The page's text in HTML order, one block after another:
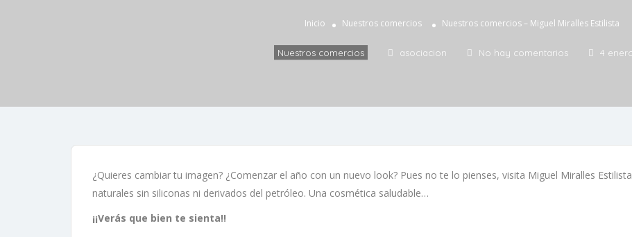
Inicio Nuestros comercios Nuestros comercios – Miguel Miralles Estilista
Nuestros comercios asociacion No hay comentarios 4
¿Quieres cambiar tu imagen? ¿Comenzar el año con un nuevo look? Pues no te lo pienses, visita Miguel Miralles
naturales sin siliconas ni derivados del petróleo. Una cosmética saludable…
¡¡Verás que bien te sienta!!